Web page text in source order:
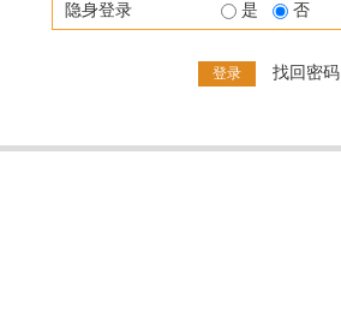
隐身登录
是 否
找回密码